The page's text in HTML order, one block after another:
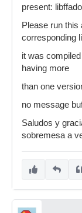
present:
Please run this
corresponding
it was
having more
than one
no message
Saludos y
sobremesa a